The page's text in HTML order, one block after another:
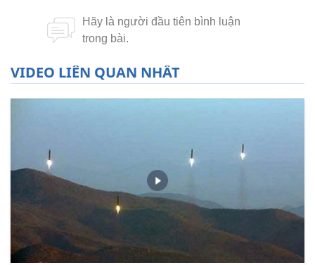
VIDEO LIÊN QUAN NHẤT